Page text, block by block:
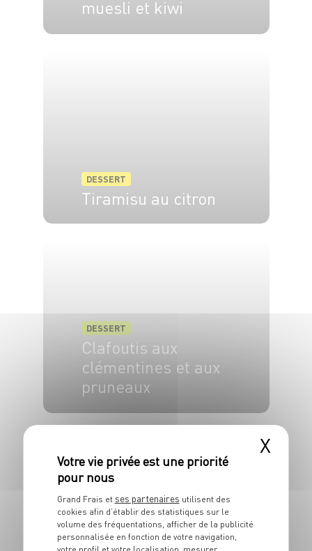
muesli et kiwi
DESSERT
Tiramisu au citron
DESSERT
Clafoutis aux
clémentines et aux
pruneaux
X
Grand Frais et ses partenaires utilisent des
cookies afin d’établir des statistiques sur le
volume des fréquentations, afficher de la publicité
personnalisée en fonction de votre navigation,